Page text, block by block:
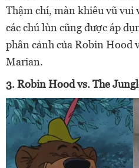
Thậm chí, màn khiêu vũ vui
các chú lùn cũng được áp
phân cảnh của Robin Hood
Marian.
3. Robin Hood vs. The